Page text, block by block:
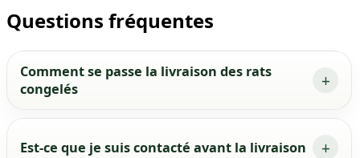
Questions fréquentes
Comment se passe la livraison des rats
congelés
Est-ce que je suis contacté avant la livraison